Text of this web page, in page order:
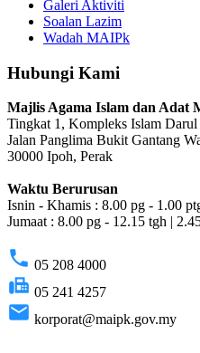
Galeri Aktiviti
Soalan Lazim
Wadah MAIPk
Hubungi Kami
Majlis Agama Islam dan Adat
Tingkat 1, Kompleks Islam Darul
Jalan Panglima Bukit Gantang
30000 Ipoh, Perak
Waktu Berurusan
Isnin - Khamis : 8.00 pg - 1.00
Jumaat : 8.00 pg - 12.15 tgh |
phone 05 208 4000
fax 05 241 4257
email korporat@maipk.gov.my